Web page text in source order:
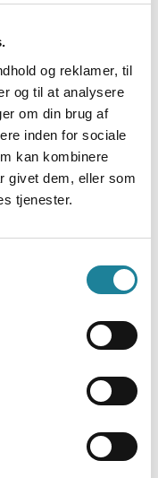
og reklamer, til
og til at analysere
om din brug af
inden for sociale
kan kombinere
givet dem, eller som
tjenester.
og
ved
af
GDPR-regler
opkald,